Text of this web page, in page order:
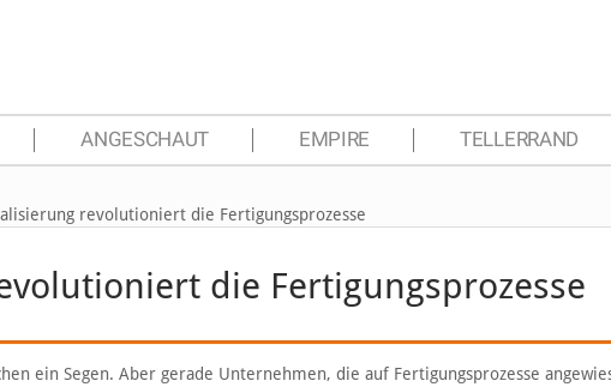
ANGESCHAUT EMPIRE TELLERRAND
revolutioniert die Fertigungsprozesse
die Fertigungsprozesse
ein Segen. Aber gerade Unternehmen, die auf Fertigungsprozesse